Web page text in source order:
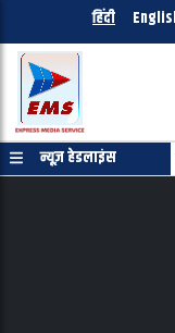
हिंदी
न्यूज़ हेडलाइंस
के सभी 40 आरोपी बरी,